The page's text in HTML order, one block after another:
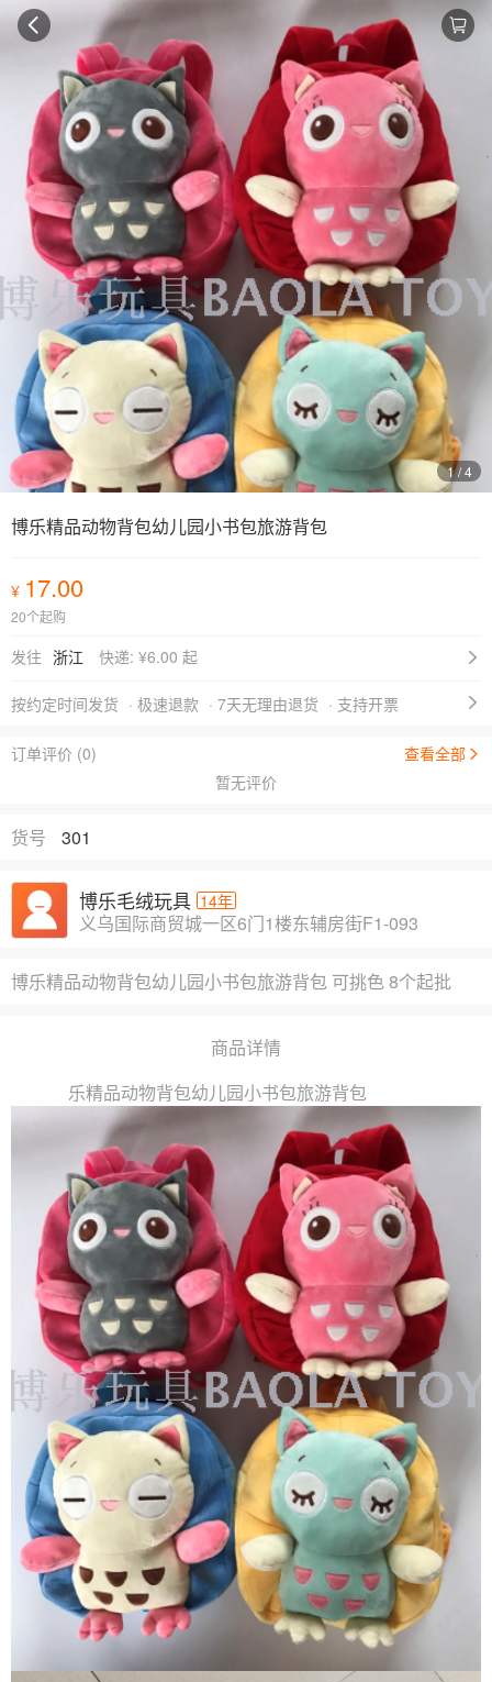
1 / 4
博乐精品动物背包幼儿园小书包旅游背包
¥ 17.00
20个起购
发往 浙江 快递: ¥6.00 起
按约定时间发货 · 极速退款 · 7天无理由退货 · 支持开票
订单评价 (0)
查看全部
暂无评价
货号 301
博乐毛绒玩具 14年
义乌国际商贸城一区6门1楼东辅房街F1-093
博乐精品动物背包幼儿园小书包旅游背包 可挑色 8个起批
商品详情
乐精品动物背包幼儿园小书包旅游背包